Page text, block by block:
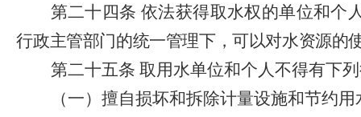
第二十四条 依法获得取水权的单位和个
行政主管部门的统一管理下，可以对水资源的
第二十五条 取用水单位和个人不得有下
（一）擅自损坏和拆除计量设施和节约